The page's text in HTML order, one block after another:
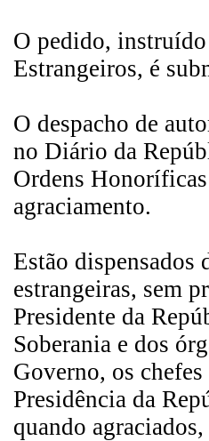
O pedido,
Estrangeiros, é
O despacho de
no Diário da
Ordens
agraciamento.
Estão dispensados
estrangeiras, sem
Presidente da
Soberania e dos
Governo, os
Presidência da
quando